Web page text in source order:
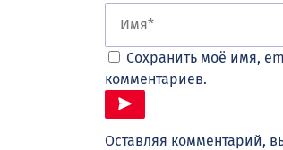
Сохранить моё имя,
комментариев.
Оставляя комментарий,